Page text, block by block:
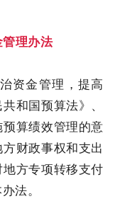
理办法
资金管理，提高
和国预算法》、
预算绩效管理的意
财政事权和支出
方专项转移支付
法。